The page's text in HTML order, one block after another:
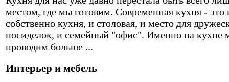
местом, где мы готовим. Современная кухня - это
собственно кухня, и столовая, и место для
посиделок, и семейный "офис". Именно на кухне
проводим больше ...
Интерьер и мебель